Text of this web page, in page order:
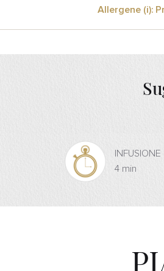
Allergene (i):
INFUSIONE
4 min